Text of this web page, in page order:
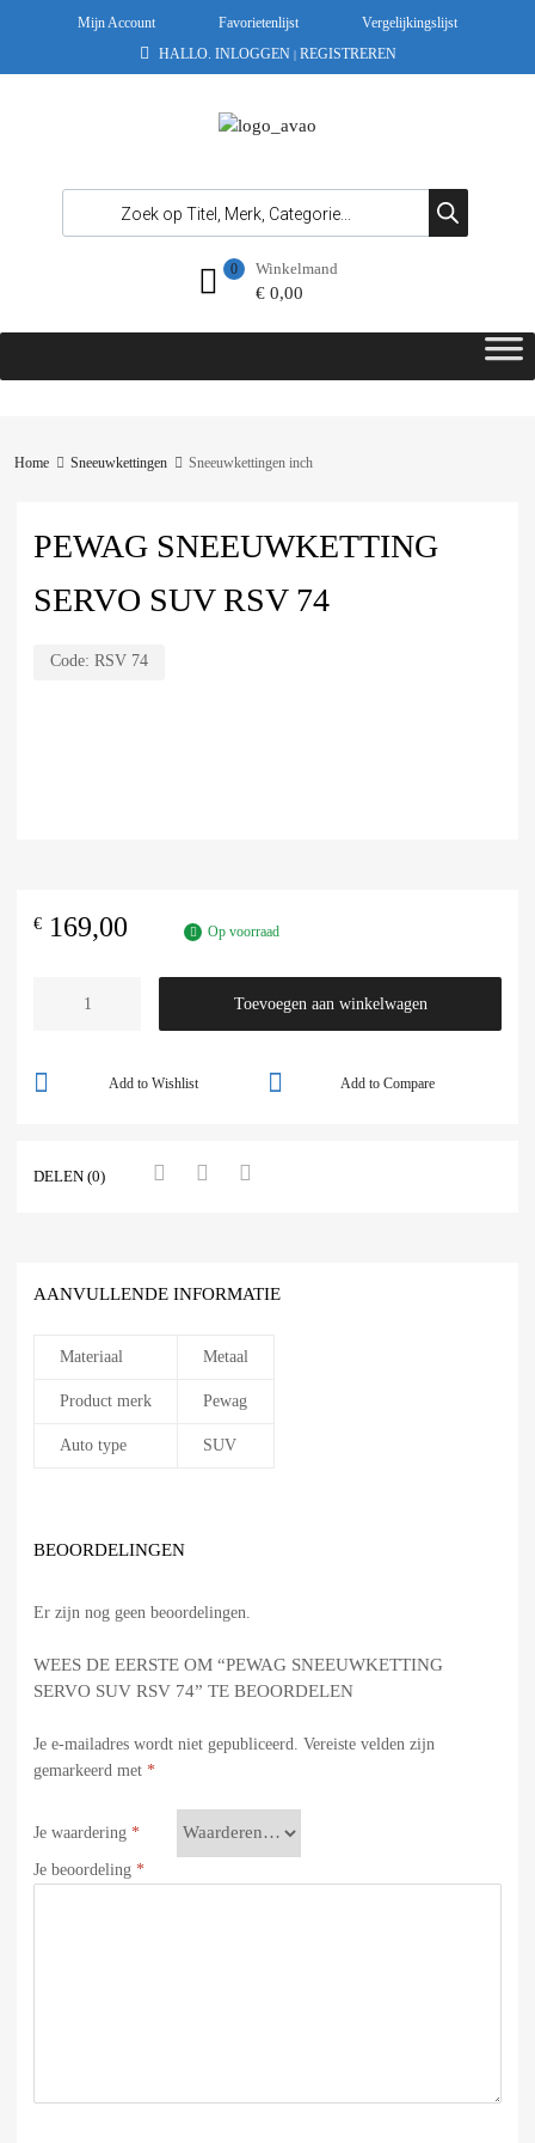
Mijn Account Favorietenlijst
Vergelijkingslijst
HALLO. INLOGGEN | REGISTREREN
Winkelmand
€0,00
0
Home Sneeuwkettingen Sneeuwkettingen inch
PEWAG SNEEUWKETTING
SERVO SUV RSV 74
Code: RSV 74
€ 169,00 Op voorraad
Toevoegen aan winkelwagen
Add to Compare
Add to Wishlist
DELEN (0)
AANVULLENDE INFORMATIE
Materiaal Metaal
Product merk Pewag
Auto type SUV
BEOORDELINGEN
Er zijn nog geen beoordelingen.
WEES DE EERSTE OM “PEWAG SNEEUWKETTING
SERVO SUV RSV 74” TE BEOORDELEN
Je e-mailadres wordt niet gepubliceerd. Vereiste velden zijn
gemarkeerd met *
Je waardering *
Je beoordeling *